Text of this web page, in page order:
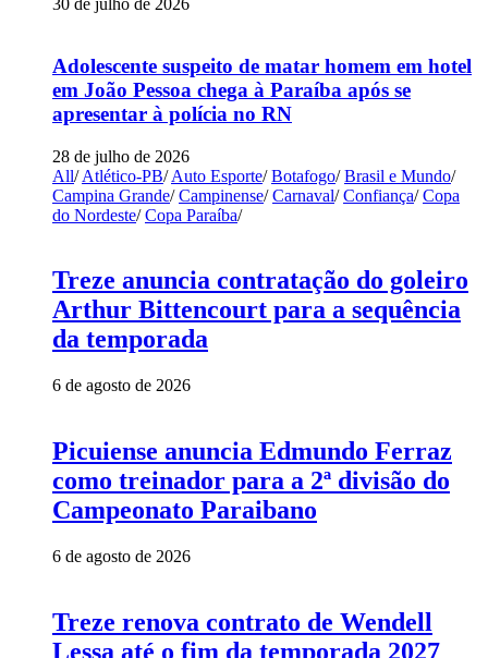
30 de julho de 2026
Adolescente suspeito de matar homem em hotel
em João Pessoa chega à Paraíba após se
apresentar à polícia no RN
28 de julho de 2026
All/ Atlético-PB/ Auto Esporte/ Botafogo/ Brasil e Mundo/
Campina Grande/ Campinense/ Carnaval/ Confiança/ Copa
do Nordeste/ Copa Paraíba/
Treze anuncia contratação do goleiro
Arthur Bittencourt para a sequência
da temporada
6 de agosto de 2026
Picuiense anuncia Edmundo Ferraz
como treinador para a 2ª divisão do
Campeonato Paraibano
6 de agosto de 2026
Treze renova contrato de Wendell
Lessa até o fim da temporada 2027